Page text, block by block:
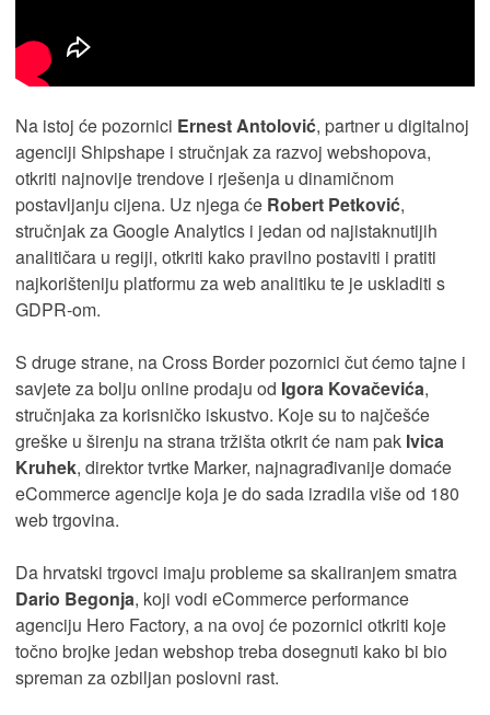
Na istoj će pozornici Ernest Antolović, partner u digitalnoj
agenciji Shipshape i stručnjak za razvoj webshopova,
otkriti najnovije trendove i rješenja u dinamičnom
postavljanju cijena. Uz njega će Robert Petković,
stručnjak za Google Analytics i jedan od najistaknutijih
analitičara u regiji, otkriti kako pravilno postaviti i pratiti
najkorišteniju platformu za web analitiku te je uskladiti s
GDPR-om.
S druge strane, na Cross Border pozornici čut ćemo tajne i
savjete za bolju online prodaju od Igora Kovačevića,
stručnjaka za korisničko iskustvo. Koje su to najčešće
greške u širenju na strana tržišta otkrit će nam pak Ivica
Kruhek, direktor tvrtke Marker, najnagrađivanije domaće
eCommerce agencije koja je do sada izradila više od 180
web trgovina.
Da hrvatski trgovci imaju probleme sa skaliranjem smatra
Dario Begonja, koji vodi eCommerce performance
agenciju Hero Factory, a na ovoj će pozornici otkriti koje
točno brojke jedan webshop treba dosegnuti kako bi bio
spreman za ozbiljan poslovni rast.